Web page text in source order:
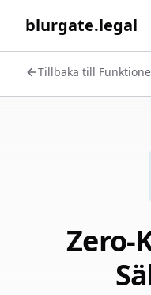
blurgate.legal
Tillbaka till
Zero-